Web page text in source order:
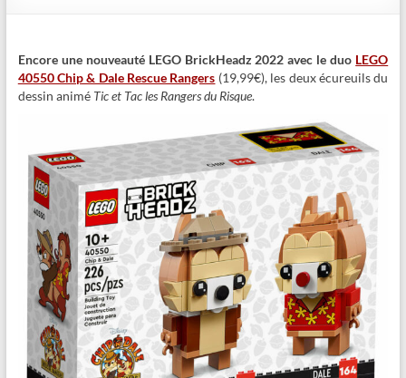
Encore une nouveauté LEGO BrickHeadz 2022 avec le duo LEGO
40550 Chip & Dale Rescue Rangers (19,99€), les deux écureuils du
dessin animé Tic et Tac les Rangers du Risque.